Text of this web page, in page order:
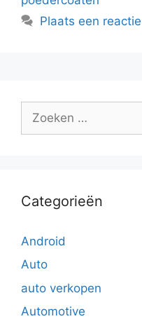
Plaats een reactie
naar:
Categorieën
Android
Auto
auto verkopen
Automotive